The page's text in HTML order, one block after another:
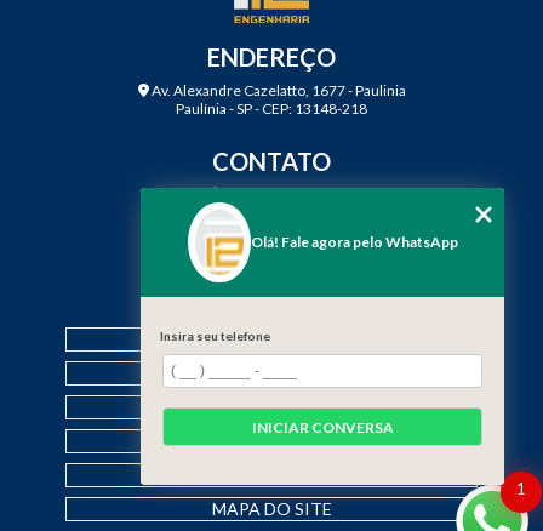
ENDEREÇO
Av. Alexandre Cazelatto, 1677 - Paulinia
Paulínia - SP - CEP: 13148-218
CONTATO
(19) 99968-7979
contato@f12engenharia.com.br
MENU
HOME
QUEM SOMOS
SERVIÇOS
CONTATO
MAPA DO SITE
1
Olá! Fale agora pelo WhatsApp
Insira seu telefone
INICIAR CONVERSA